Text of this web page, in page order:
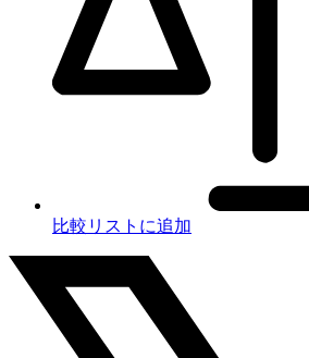
比較リストに追加